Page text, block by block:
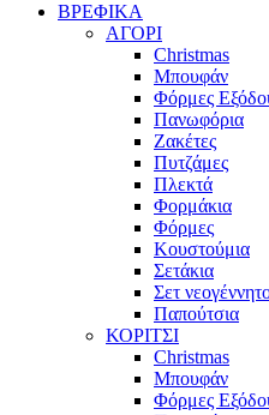
ΒΡΕΦΙΚΑ
ΑΓΟΡΙ
Christmas
Μπουφάν
Φόρμες
Πανωφόρια
Ζακέτες
Πυτζάμες
Πλεκτά
Φορμάκια
Φόρμες
Κουστούμια
Σετάκια
Σετ
Παπούτσια
ΚΟΡΙΤΣΙ
Christmas
Μπουφάν
Φόρμες